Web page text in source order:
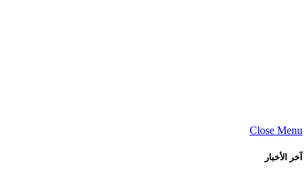
Close Menu
آخر الأخبار